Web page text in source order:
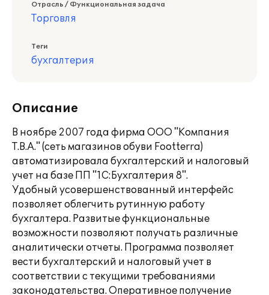
Отрасль / Функциональная задача
Торговля
Теги
бухгалтерия
Описание
В ноябре 2007 года фирма ООО "Компания
Т.В.А." (сеть магазинов обуви Footterra)
автоматизировала бухгалтерский и налоговый
учет на базе ПП "1С:Бухгалтерия 8".
Удобный усовершенствованный интерфейс
позволяет облегчить рутинную работу
бухгалтера. Развитые функциональные
возможности позволяют получать различные
аналитически отчеты. Программа позволяет
вести бухгалтерский и налоговый учет в
соответствии с текущими требованиями
законодательства. Оперативное получение